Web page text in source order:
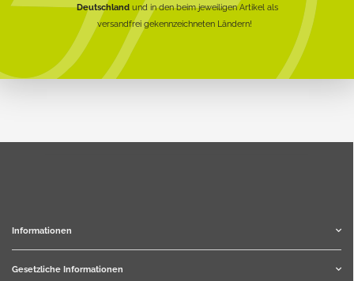
Deutschlandund in den beim jeweiligen Artikel als
versandfrei gekennzeichneten Ländern!
Informationen
Gesetzliche Informationen